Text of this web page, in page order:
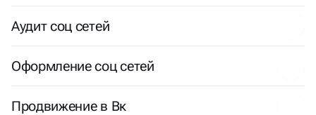
Аудит соц сетей
Оформление соц сетей
Продвижение в Вк